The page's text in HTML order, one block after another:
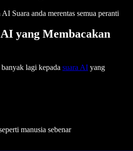
Suara anda merentas semua peranti
AI yang Membacakan
lagi kepada suara AI yang
manusia sebenar